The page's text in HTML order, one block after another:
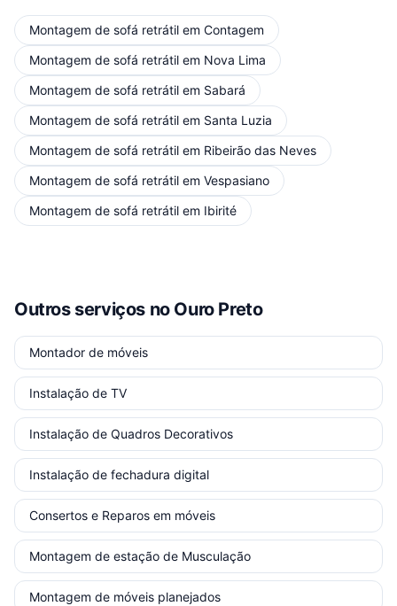
Montagem de sofá retrátil em Contagem
Montagem de sofá retrátil em Nova Lima
Montagem de sofá retrátil em Sabará
Montagem de sofá retrátil em Santa Luzia
Montagem de sofá retrátil em Ribeirão das Neves
Montagem de sofá retrátil em Vespasiano
Montagem de sofá retrátil em Ibirité
Outros serviços no Ouro Preto
Montador de móveis
Instalação de TV
Instalação de Quadros Decorativos
Instalação de fechadura digital
Consertos e Reparos em móveis
Montagem de estação de Musculação
Montagem de móveis planejados